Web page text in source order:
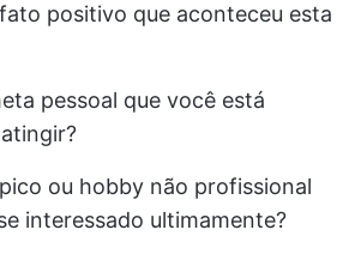
positivo que aconteceu esta
pessoal que você está
ou hobby não profissional
interessado ultimamente?